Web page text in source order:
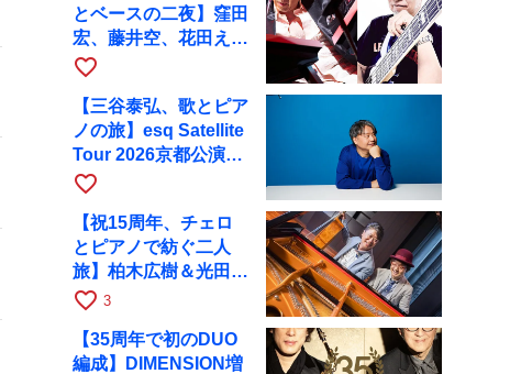
とベースの二夜】窪田
宏、藤井空、花田えみ
と京都RAGで共演
favorite_border
【三谷泰弘、歌とピア
ノの旅】esq Satellite
Tour 2026京都公演を
10月に開催
favorite_border
【祝15周年、チェロ
とピアノで紡ぐ二人
旅】柏木広樹＆光田健
一が11月12日に京都
favorite_border 3
【35周年で初のDUO
編成】DIMENSION増